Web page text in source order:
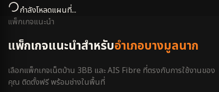
กำลังโหลดแผนที่...
แพ็กเกจแนะนำ
แพ็กเกจแนะนำสำหรับอำเภอบางมูลนาก
เลือกแพ็กเกจเน็ตบ้าน 3BB และ AIS Fibre ที่ตรงกับการใช้งานของ
คุณ ติดตั้งฟรี พร้อมช่างในพื้นที่